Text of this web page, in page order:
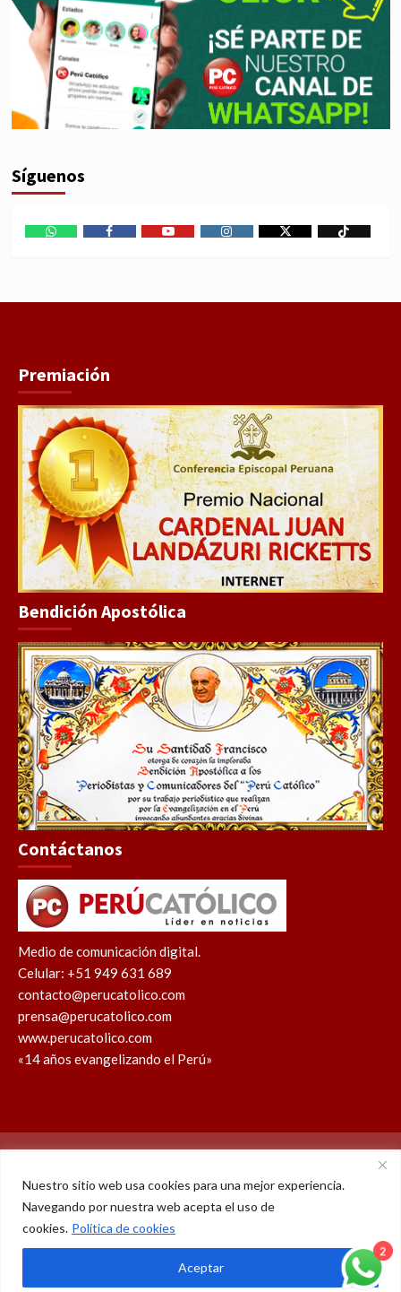
Nuestro sitio web usa cookies para una mejor experiencia.
Navegando por nuestra web acepta el uso de
cookies. Política de cookies
Aceptar
Síguenos
Premiación
Bendición Apostólica
Contáctanos
Medio de comunicación digital.
Celular: +51 949 631 689
contacto@perucatolico.com
prensa@perucatolico.com
www.perucatolico.com
«14 años evangelizando el Perú»
WhatsAppFacebookYoutubeInstagram
X
© Derechos reservados 2026 – Perú Católico | 14 años
evangelizando el Perú
2